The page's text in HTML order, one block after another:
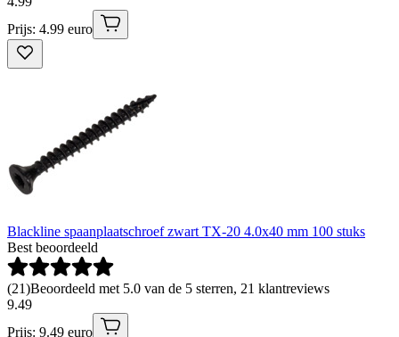
Prijs: 4.99 euro
Blackline spaanplaatschroef zwart TX-20 4.0x40 mm 100 stuks
Best beoordeeld
(21)Beoordeeld met 5.0 van de 5 sterren, 21 klantreviews
9.49
Prijs: 9.49 euro